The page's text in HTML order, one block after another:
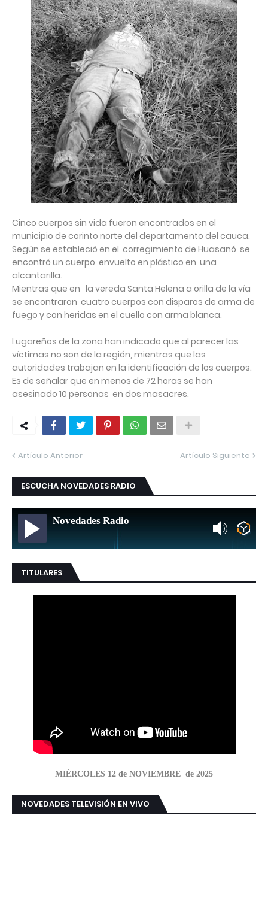
Cinco cuerpos sin vida fueron encontrados en el
municipio de corinto norte del departamento del cauca.
Según se estableció en el corregimiento de Huasanó se
encontró un cuerpo envuelto en plástico en una
alcantarilla.
Mientras que en la vereda Santa Helena a orilla de la vía
se encontraron cuatro cuerpos con disparos de arma de
fuego y con heridas en el cuello con arma blanca.
Lugareños de la zona han indicado que al parecer las
víctimas no son de la región, mientras que las
autoridades trabajan en la identificación de los cuerpos.
Es de señalar que en menos de 72 horas se han
asesinado 10 personas en dos masacres.
Artículo Anterior Artículo Siguiente
ESCUCHA NOVEDADES RADIO
Novedades Radio
TITULARES
MIÉRCOLES 12 de NOVIEMBRE de 2025
NOVEDADES TELEVISIÓN EN VIVO